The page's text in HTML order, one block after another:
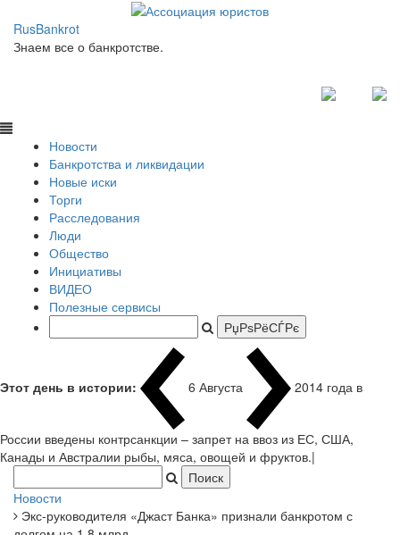
RusBankrot
Знаем все о банкротстве.
Новости
Банкротства и ликвидации
Новые иски
Торги
Расследования
Люди
Общество
Инициативы
ВИДЕО
Полезные сервисы
Этот день в истории: 6 Августа 2014 года в
России введены контрсанкции – запрет на вв|
Экс-руководителя «Джаст Банка» признали банкротом с
долгом на 1,8 млрд